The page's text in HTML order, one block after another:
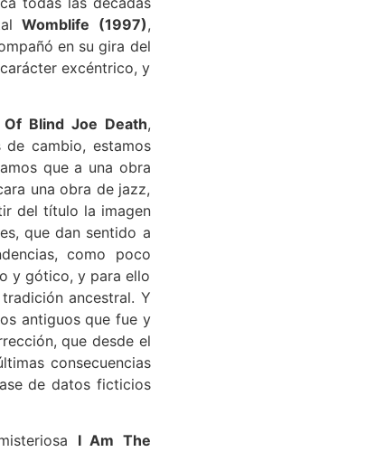
Womblife (1997),
en su gira del
excéntrico, y
Blind Joe Death,
cambio, estamos
que a una obra
una obra de jazz,
del título la imagen
que dan sentido a
como poco
y gótico, y para ello
ancestral. Y
antiguos que fue y
que desde el
consecuencias
de datos ficticios
I Am The